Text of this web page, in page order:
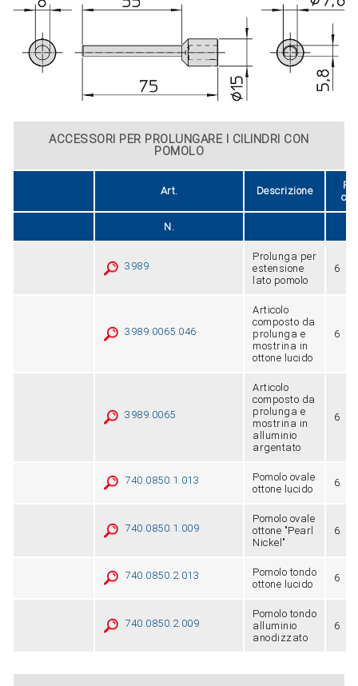
ACCESSORI PER PROLUNGARE I CILINDRI CON
POMOLO
Art. Descrizione
N.
3989
Prolunga per
estensione
lato pomolo
6
3989.0065.046
Articolo
composto da
prolunga e
mostrina in
ottone lucido
6
3989.0065
Articolo
composto da
prolunga e
mostrina in
alluminio
argentato
6
740.0850.1.013
Pomolo ovale
ottone lucido
6
740.0850.1.009
Pomolo ovale
ottone "Pearl
Nickel"
6
740.0850.2.013
Pomolo tondo
ottone lucido
6
740.0850.2.009
Pomolo tondo
alluminio
anodizzato
6